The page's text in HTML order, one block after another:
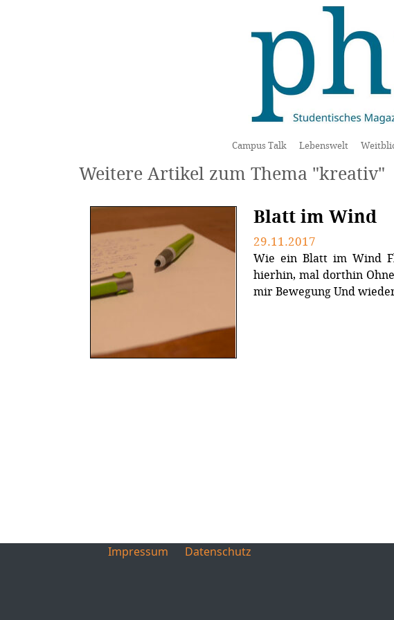
Campus Talk Lebenswelt
Weitere Artikel zum Thema "kreativ"
Blatt im Wind
29.11.2017
Wie ein Blatt im Wind
hierhin, mal dorthin
mir Bewegung Und
Impressum Datenschutz